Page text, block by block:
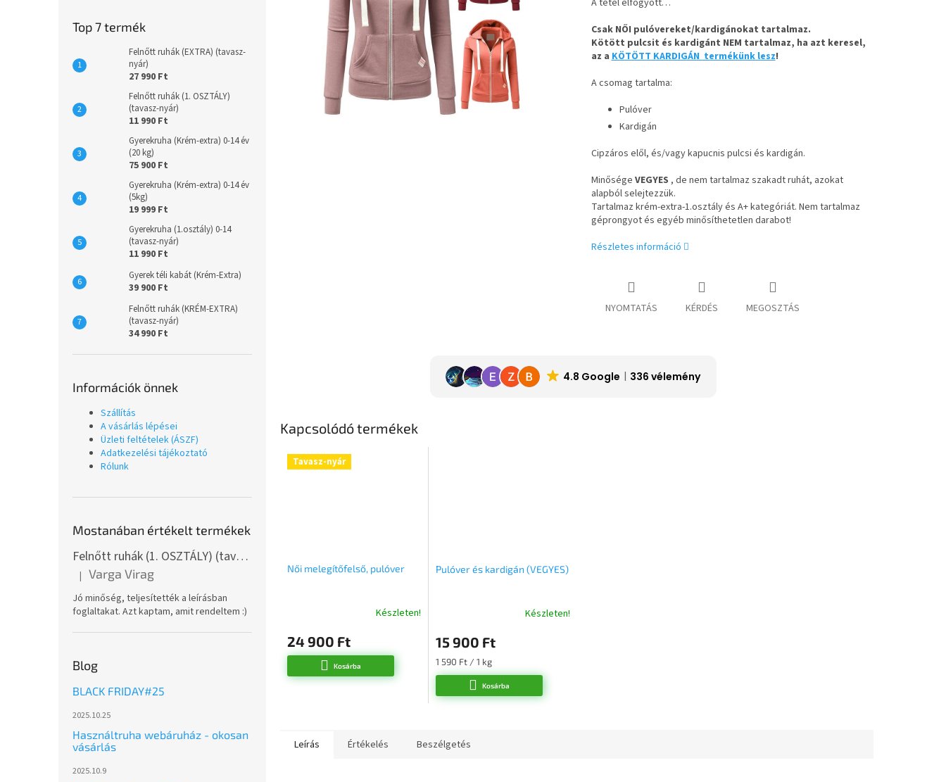
Top 7 termék
Felnőtt ruhák (EXTRA) (tavasz-
nyár)
27 990 Ft
Felnőtt ruhák (1. OSZTÁLY)
(tavasz-nyár)
11 990 Ft
Gyerekruha (Krém-extra) 0-14 év
(20 kg)
75 900 Ft
Gyerekruha (Krém-extra) 0-14 év
(5kg)
19 999 Ft
Gyerekruha (1.osztály) 0-14
(tavasz-nyár)
11 990 Ft
Gyerek téli kabát (Krém-Extra)
39 900 Ft
Felnőtt ruhák (KRÉM-EXTRA)
(tavasz-nyár)
34 990 Ft
Információk önnek
Szállítás
A vásárlás lépései
Üzleti feltételek (ÁSZF)
Adatkezelési tájékoztató
Rólunk
Mostanában értékelt termékek
Felnőtt ruhák (1. OSZTÁLY) (tavasz-nyár)
A termék értékelése 5-ből 5 csillag.
| Varga Virag
Jó minőség, teljesítették a leírásban
foglaltakat. Azt kaptam, amit rendeltem :)
Blog
BLACK FRIDAY#25
2025.10.25
Használtruha webáruház - okosan
vásárlás
2025.10.9
A tétel elfogyott…
Csak NŐI pulóvereket/kardigánokat tartalmaz.
Kötött pulcsit és kardigánt NEM tartalmaz, ha azt keresel,
az aKÖTÖTT KARDIGÁN termékünk lesz!
A csomag tartalma:
Pulóver
Kardigán
Cipzáros elől, és/vagy kapucnis pulcsi és kardigán.
Minősége VEGYES , de nem tartalmaz szakadt ruhát, azokat
alapból selejtezzük.
Tartalmaz krém-extra-1.osztály és A+ kategóriát. Nem tartalmaz
géprongyot és egyéb minősíthetetlen darabot!
Részletes információ
NYOMTATÁS KÉRDÉS MEGOSZTÁS
4.8 Google 336 vélemény
Kapcsolódó termékek
Tavasz-nyár
Női melegítőfelső, pulóver
Készleten!
24 900 Ft
Kosárba
Pulóver és kardigán (VEGYES)
Készleten!
15 900 Ft
Egységár:
1 590 Ft / 1 kg
Kosárba
Leírás Értékelés Beszélgetés